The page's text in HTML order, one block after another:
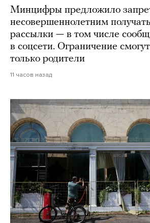
Минцифры предложило
несовершеннолетним
рассылки — в том числе
в соцсети. Ограничение
только родители
11 часов назад